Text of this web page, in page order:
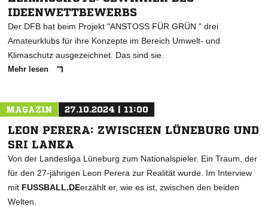
IDEENWETTBEWERBS
Der DFB hat beim Projekt "ANSTOSS FÜR GRÜN " drei
Amateurklubs für ihre Konzepte im Bereich Umwelt- und
Klimaschutz ausgezeichnet. Das sind sie.
Mehr lesen
MAGAZIN 27.10.2024 | 11:00
LEON PERERA: ZWISCHEN LÜNEBURG UND
SRI LANKA
Von der Landesliga Lüneburg zum Nationalspieler. Ein Traum, der
für den 27-jährigen Leon Perera zur Realität wurde. Im Interview
mit FUSSBALL.DEerzählt er, wie es ist, zwischen den beiden
Welten.